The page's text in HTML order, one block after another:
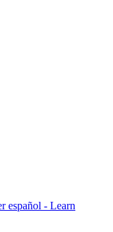
español - Learn